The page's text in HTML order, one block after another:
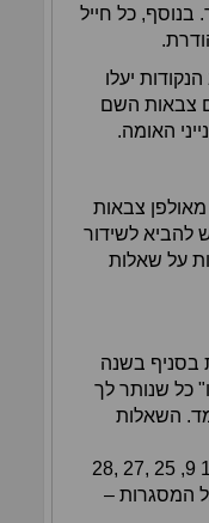
בנוסף, כל חייל
יעלו
צבאות השם
האומה.
מאולפן צבאות
להביא לשידור
על שאלות
בסניף בשנה
כל שנותר לך
השאלות
1,3.5, 8, 10, 12, 15,16,1 7, 18,1 9, 25 ,27 ,28
על המסגרות –